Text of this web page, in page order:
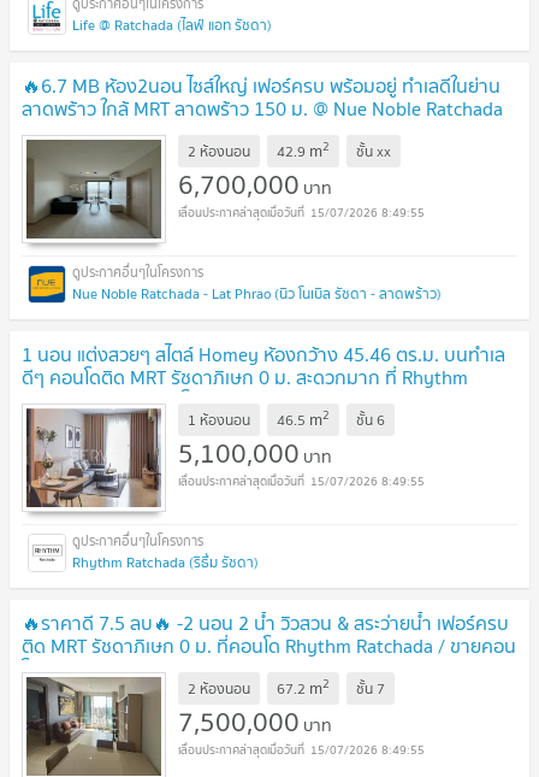
Life @ Ratchada (ไลฟ์ แอท รัชดา)
🔥6.7 MB ห้อง2นอน ไซส์ใหญ่ เฟอร์ครบ พร้อมอยู่ ทำเลดีในย่าน
ลาดพร้าว ใกล้ MRT ลาดพร้าว 150 ม. @ Nue Noble Ratchada
Lat Phrao
2 ห้องนอน 42.9 m2 ชั้นxx
6,700,000 บาท
15/07/2026 8:49:55
Nue Noble Ratchada - Lat Phrao (นิว โนเบิล รัชดา - ลาดพร้าว)
1 นอน แต่งสวยๆ สไตล์ Homey ห้องกว้าง 45.46 ตร.ม. บนทำเล
ดีๆ คอนโดติด MRT รัชดาภิเษก 0 ม. สะดวกมาก ที่ Rhythm
Ratchada / ขายคอนโด
1 ห้องนอน 46.5 m2 ชั้น6
5,100,000 บาท
15/07/2026 8:49:55
Rhythm Ratchada (ริธึ่ม รัชดา)
🔥ราคาดี 7.5 ลบ🔥 -2 นอน 2 น้ำ วิวสวน & สระว่ายน้ำ เฟอร์ครบ
ติด MRT รัชดาภิเษก 0 ม. ที่คอนโด Rhythm Ratchada / ขายคอน
โด
2 ห้องนอน 67.2 m2 ชั้น 7
7,500,000 บาท
15/07/2026 8:49:55